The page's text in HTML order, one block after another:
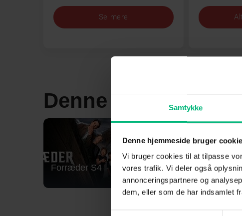
Samtykke
Denne hjemmeside bruger
Vi bruger cookies til at tilpasse
vores trafik. Vi deler også
annonceringspartnere og
dem, eller som de har indsamlet
Se mere
Denne måneds
Forræder S4 Lioness S3